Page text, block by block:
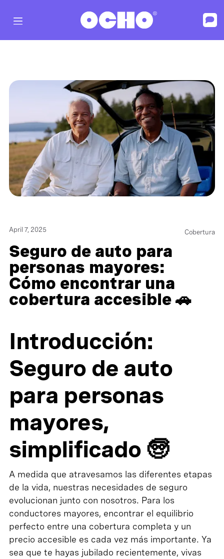
April 7, 2025 Cobertura
Seguro de auto para
personas mayores:
Cómo encontrar una
cobertura accesible 🚗
Introducción:
Seguro de auto
para personas
mayores,
simplificado 🧓
A medida que atravesamos las diferentes etapas
de la vida, nuestras necesidades de seguro
evolucionan junto con nosotros. Para los
conductores mayores, encontrar el equilibrio
perfecto entre una cobertura completa y un
precio accesible es cada vez más importante. Ya
sea que te hayas jubilado recientemente, vivas